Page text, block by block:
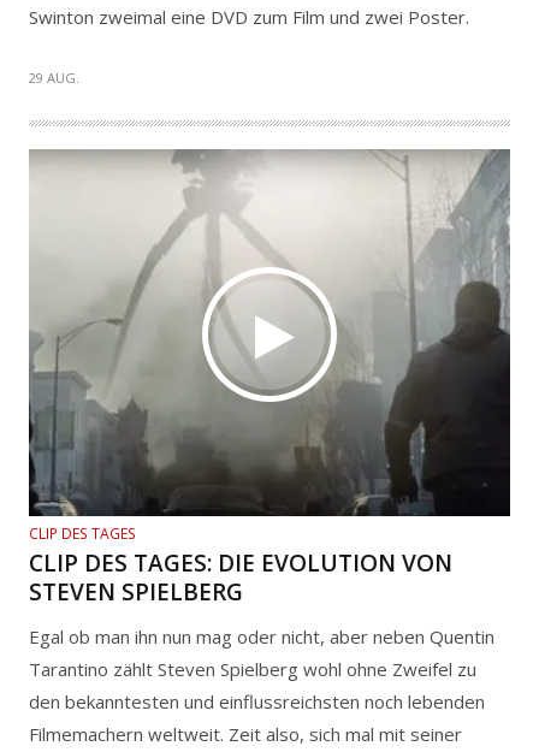
Swinton zweimal eine DVD zum Film und zwei Poster.
29 AUG.
CLIP DES TAGES
CLIP DES TAGES: DIE EVOLUTION VON
STEVEN SPIELBERG
Egal ob man ihn nun mag oder nicht, aber neben Quentin
Tarantino zählt Steven Spielberg wohl ohne Zweifel zu
den bekanntesten und einflussreichsten noch lebenden
Filmemachern weltweit. Zeit also, sich mal mit seiner